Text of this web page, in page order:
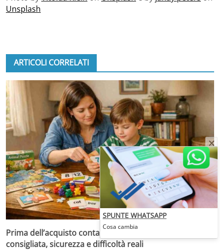
Unsplash
ARTICOLI CORRELATI
Prima dell’acquisto conta più dell’effetto wow: età
consigliata, sicurezza e difficoltà reali
SPUNTE WHATSAPP
Cosa cambia